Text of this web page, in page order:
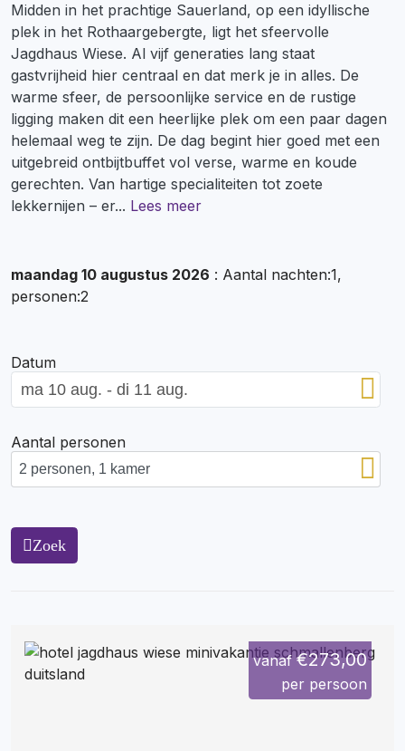
Midden in het prachtige Sauerland, op een idyllische
plek in het Rothaargebergte, ligt het sfeervolle
Jagdhaus Wiese. Al vijf generaties lang staat
gastvrijheid hier centraal en dat merk je in alles. De
warme sfeer, de persoonlijke service en de rustige
ligging maken dit een heerlijke plek om een paar dagen
helemaal weg te zijn. De dag begint hier goed met een
uitgebreid ontbijtbuffet vol verse, warme en koude
gerechten. Van hartige specialiteiten tot zoete
lekkernijen – er... Lees meer
maandag 10 augustus 2026 : Aantal nachten:1,
personen:2
Datum
Aantal personen
Zoek
vanaf €273,00
per persoon